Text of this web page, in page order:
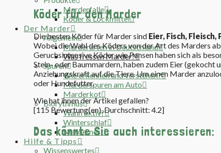
Marderfalle
Köder & Lockmittel
Der Marder
Allgemein
Marderarten in Deutschland
Was fressen Marder?
Spuren
Wie erkennen und verstehen?
Marderspuren am Auto
Marderkot
Biorythmus
Wann aktiv?
Winterschlaf
Mardernest
Hilfe & Tipps
Wissenswertes
Köder für den Marder
Die besten Köder für Marder sind Eier, Fisch,
Wobei die Wahl des Köders von der Art des Marders
Geruchsintensive Köder wie Pansen haben sich als
Stein- oder Baummardern, haben zudem Eier (gekocht
Anziehungskraft auf die Tiere. Um einen Marder
oder Hundefutter.
Wie hat ihnen der Artikel gefallen?
[115Bewertung(en), Durchschnitt: 4.2]
Das könnte Sie auch interessieren:
Graben Marder